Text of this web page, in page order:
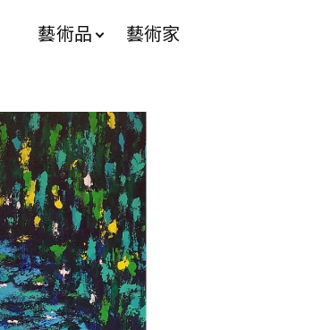
藝術品 藝術家